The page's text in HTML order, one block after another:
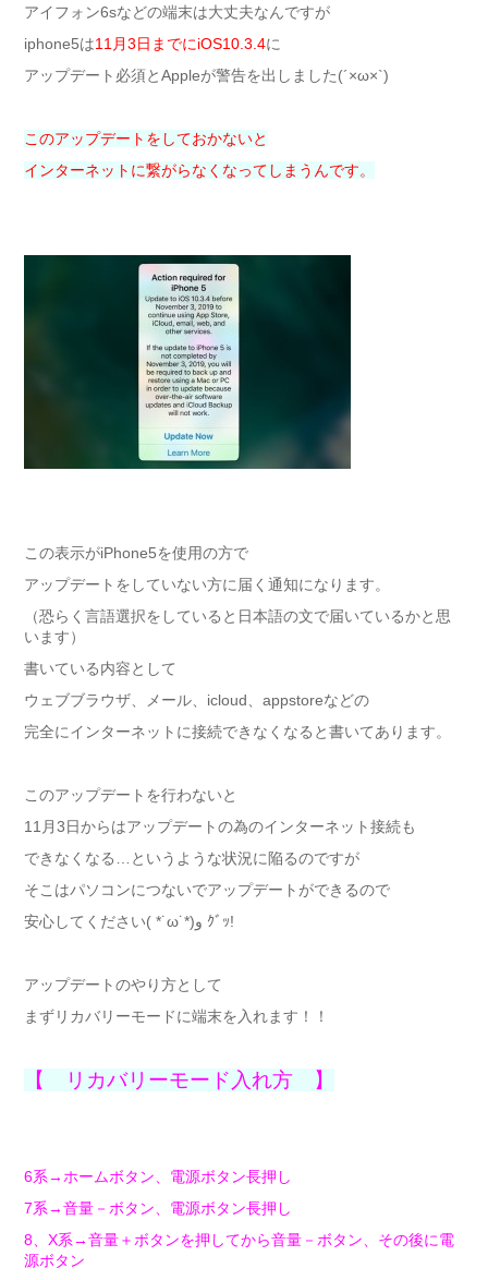
アイフォン6sなどの端末は大丈夫なんですが
iphone5は11月3日までにiOS10.3.4に
アップデート必須とAppleが警告を出しました(´×ω×`)
このアップデートをしておかないと
インターネットに繋がらなくなってしまうんです。
この表示がiPhone5を使用の方で
アップデートをしていない方に届く通知になります。
（恐らく言語選択をしていると日本語の文で届いているかと思
います）
書いている内容として
ウェブブラウザ、メール、icloud、appstoreなどの
完全にインターネットに接続できなくなると書いてあります。
このアップデートを行わないと
11月3日からはアップデートの為のインターネット接続も
できなくなる…というような状況に陥るのですが
そこはパソコンにつないでアップデートができるので
安心してください( *˙ω˙*)و ｸﾞｯ!
アップデートのやり方として
まずリカバリーモードに端末を入れます！！
【 リカバリーモード入れ方 】
6系→ホームボタン、電源ボタン長押し
7系→音量－ボタン、電源ボタン長押し
8、X系→音量＋ボタンを押してから音量－ボタン、その後に電
源ボタン